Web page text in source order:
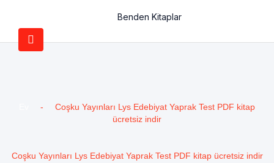
Benden Kitaplar
-
Coşku Yayınları Lys Edebiyat Yaprak Test PDF kitap
ücretsiz indir
Coşku Yayınları Lys Edebiyat Yaprak Test PDF kitap ücretsiz indir